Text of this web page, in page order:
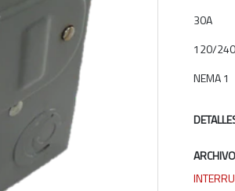
30A
120/
NEMA 1